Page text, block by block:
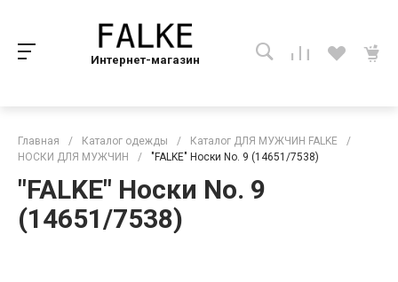
Интернет-магазин
Главная / Каталог одежды / Каталог ДЛЯ МУЖЧИН FALKE
/
НОСКИ ДЛЯ МУЖЧИН
/ "FALKE" Носки No. 9 (14651/7538)
"FALKE" Носки No. 9
(14651/7538)